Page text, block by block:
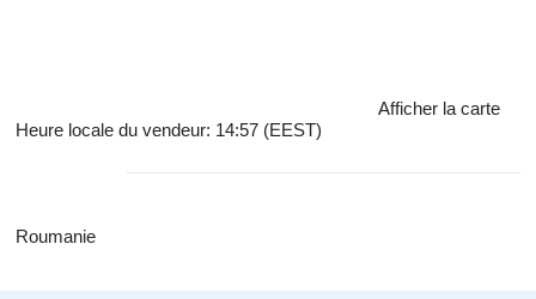
Afficher la carte
Heure locale du vendeur: 14:57 (EEST)
Roumanie